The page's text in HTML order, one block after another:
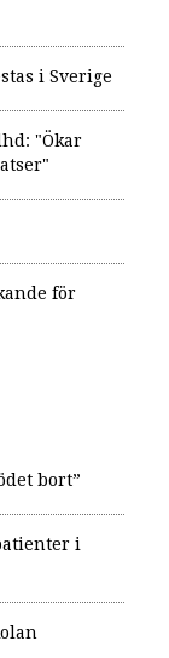
i Sverige
"Ökar
för
bort”
i